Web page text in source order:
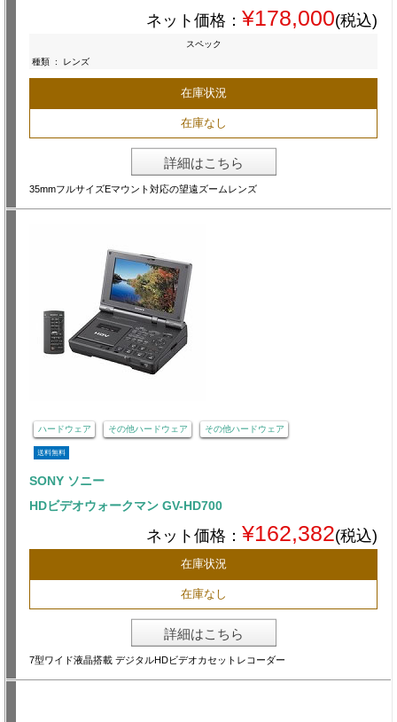
ネット価格： ¥178,000(税込)
スペック
種類 : レンズ
在庫状況
在庫なし
詳細はこちら
35mmフルサイズEマウント対応の望遠ズームレンズ
ハードウェア その他ハードウェア その他ハードウェア
送料無料
SONY ソニー
HDビデオウォークマン GV-HD700
ネット価格： ¥162,382(税込)
在庫状況
在庫なし
詳細はこちら
7型ワイド液晶搭載 デジタルHDビデオカセットレコーダー